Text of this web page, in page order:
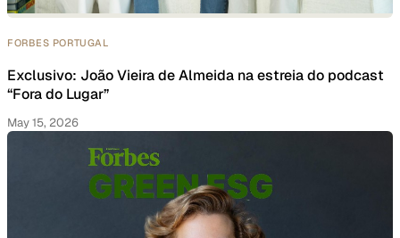
FORBES PORTUGAL
Exclusivo: João Vieira de Almeida na estreia do podcast
“Fora do Lugar”
May 15, 2026